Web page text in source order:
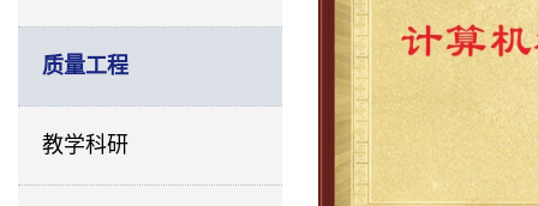
质量工程
教学科研